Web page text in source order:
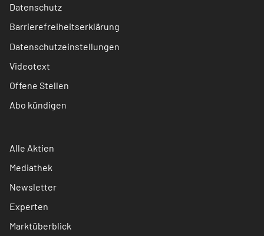
Datenschutz
Barrierefreiheitserklärung
Datenschutzeinstellungen
Videotext
Offene Stellen
Abo kündigen
Alle Aktien
Mediathek
Newsletter
Experten
Marktüberblick